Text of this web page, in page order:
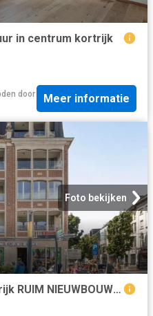
in centrum kortrijk
door
Meer informatie
Foto bekijken
Appartement Te huur Kortrijk RUIM NIEUWBOUW APPARTEMENT OP TOPLOCATIE